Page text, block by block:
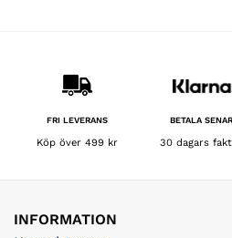
FRI LEVERANS
Köp över 499 kr
BETALA
30 dagars
INFORMATION